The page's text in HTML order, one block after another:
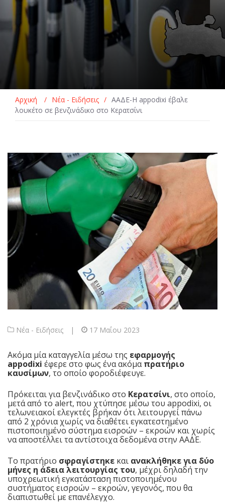
Αρχική / Νέα - Ειδήσεις / ΑΑΔΕ-Η appodixi έβαλε
λουκέτο σε βενζινάδικο στο Κερατσίνι
Νέα - Ειδήσεις | 17 Μαΐου 2023
Ακόμα μία καταγγελία μέσω της εφαρμογής
appodixi έφερε στο φως ένα ακόμαπρατήριο
καυσίμων, το οποίο φοροδιέφευγε.
Πρόκειται για βενζινάδικο στο Κερατσίνι, στο οποίο,
μετά από το alert, που χτύπησε μέσω του appodixi, οι
τελωνειακοί ελεγκτές βρήκαν ότι λειτουργεί πάνω
από 2 χρόνια χωρίς να διαθέτει εγκατεστημένο
πιστοποιημένο σύστημα εισροών – εκροών και χωρίς
να αποστέλλει τα αντίστοιχα δεδομένα στην ΑΑΔΕ.
Το πρατήριο σφραγίστηκε και ανακλήθηκε για δύο
μήνες η άδεια λειτουργίας του, μέχρι δηλαδή την
υποχρεωτική εγκατάσταση πιστοποιημένου
συστήματος εισροών – εκροών, γεγονός, που θα
διαπιστωθεί με επανέλεγχο.